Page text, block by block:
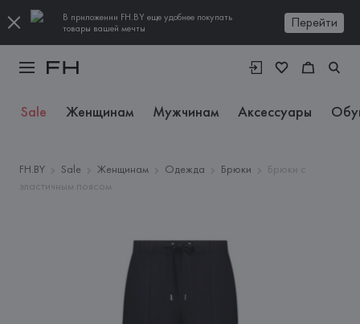
В приложении FH.BY еще удобнее покупать
товары вашей мечты
Перейти
Sale Женщинам Мужчинам Аксессуары
FH.BY Sale Женщинам Одежда Брюки
Брюки с
эластичным поясом